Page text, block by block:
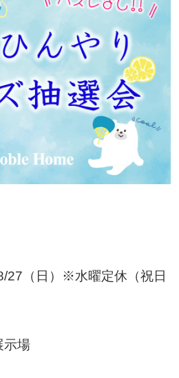
27（日）※水曜定休（祝日
示場